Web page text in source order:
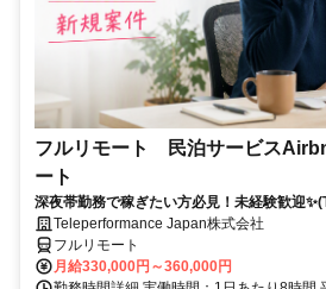
フルリモート 民泊サービス
ート
深夜帯勤務で稼ぎたい方必見！未経験歓迎
Teleperformance Japan株式会社
フルリモート
月給330,000円～360,000円